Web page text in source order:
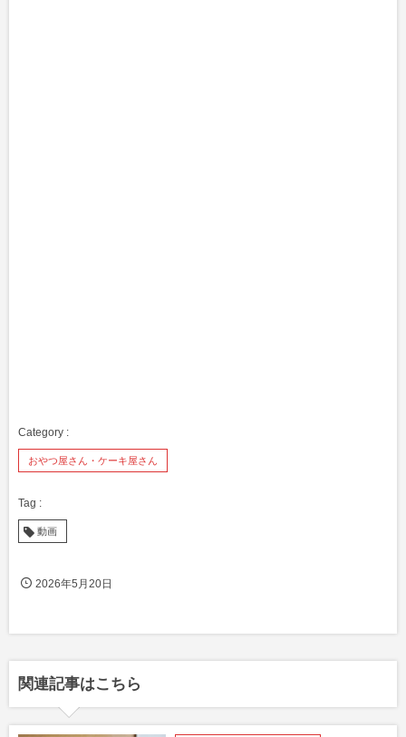
おやつ屋さん・ケーキ屋さん
動画
2026年5月20日
関連記事はこちら